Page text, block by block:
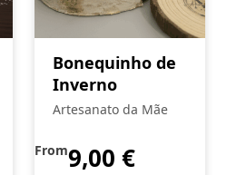
Bonequinho de
Inverno
Artesanato da Mãe
From9,00 €